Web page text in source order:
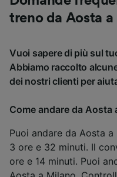
treno da Aosta
Vuoi sapere di più sul
Abbiamo raccolto
dei nostri clienti per
Come andare da Aosta
Puoi andare da Aosta
3 ore e 32 minuti. Il
ore e 14 minuti. Puoi